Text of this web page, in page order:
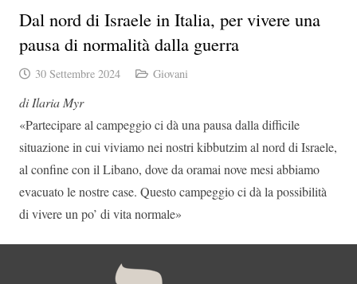
Dal nord di Israele in Italia, per vivere una
pausa di normalità dalla guerra
30 Settembre 2024 Giovani
di Ilaria Myr
«Partecipare al campeggio ci dà una pausa dalla difficile
situazione in cui viviamo nei nostri kibbutzim al nord di Israele,
al confine con il Libano, dove da oramai nove mesi abbiamo
evacuato le nostre case. Questo campeggio ci dà la possibilità
di vivere un po’ di vita normale»